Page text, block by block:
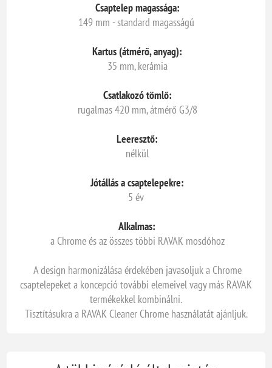
Csaptelep magassága:
149 mm - standard magasságú
Kartus (átmérő, anyag):
35 mm, kerámia
Csatlakozó tömlő:
rugalmas 420 mm, átmérő G3/8
Leeresztő:
nélkül
Jótállás a csaptelepekre:
5 év
Alkalmas:
a Chrome és az összes többi RAVAK mosdóhoz
A design harmonizálása érdekében javasoljuk a Chrome
csaptelepeket a koncepció további elemeivel vagy más RAVAK
termékekkel kombinálni.
Tisztításukra a RAVAK Cleaner Chrome használatát ajánljuk.